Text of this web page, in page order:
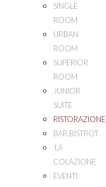
SINGLE
ROOM
URBAN
ROOM
SUPERIOR
ROOM
JUNIOR
SUITE
RISTORAZIONE
BAR.BISTROT
LA
COLAZIONE
EVENTI